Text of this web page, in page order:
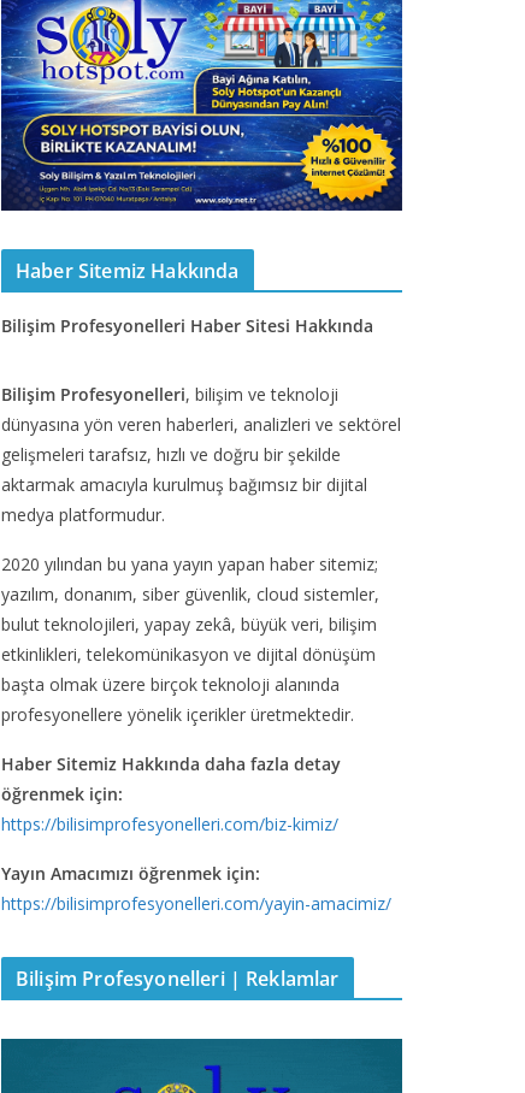
Haber Sitemiz Hakkında
Bilişim Profesyonelleri Haber Sitesi Hakkında
Bilişim Profesyonelleri, bilişim ve teknoloji
dünyasına yön veren haberleri, analizleri ve sektörel
gelişmeleri tarafsız, hızlı ve doğru bir şekilde
aktarmak amacıyla kurulmuş bağımsız bir dijital
medya platformudur.
2020 yılından bu yana yayın yapan haber sitemiz;
yazılım, donanım, siber güvenlik, cloud sistemler,
bulut teknolojileri, yapay zekâ, büyük veri, bilişim
etkinlikleri, telekomünikasyon ve dijital dönüşüm
başta olmak üzere birçok teknoloji alanında
profesyonellere yönelik içerikler üretmektedir.
Haber Sitemiz Hakkında daha fazla detay
öğrenmek için:
https://bilisimprofesyonelleri.com/biz-kimiz/
Yayın Amacımızı öğrenmek için:
https://bilisimprofesyonelleri.com/yayin-amacimiz/
Bilişim Profesyonelleri | Reklamlar